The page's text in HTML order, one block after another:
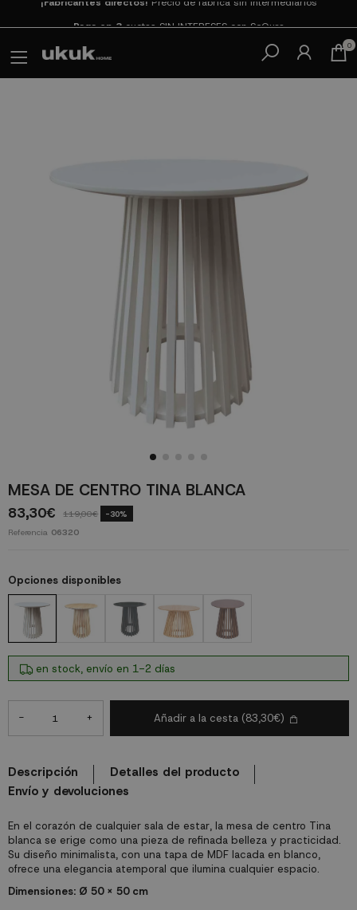
0
MESA DE CENTRO TINA BLANCA
83,30€ 119,00€ -30%
Referencia 06320
En el corazón de cualquier sala de estar, la mesa de centro Tina
blanca se erige como una pieza de refinada belleza y practicidad.
Su diseño minimalista, con una tapa de MDF lacada en blanco,
ofrece una elegancia atemporal que ilumina cualquier espacio.
Dimensiones: Ø 50 x 50 cm
Opciones disponibles
en stock, envío en 1-2 días
- + Añadir a la cesta (83,30€)
Descripción
Detalles del producto
Envío y devoluciones